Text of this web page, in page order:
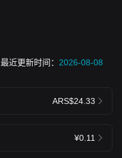
近更新时间： 2026-08-08
ARS$24.33
¥0.11